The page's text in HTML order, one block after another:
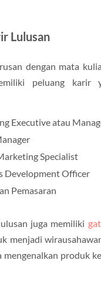
Lulusan
dengan mata
peluang karir
Executive atau
Specialist
Development Officer
Pemasaran
juga memiliki
menjadi
mengenalkan produk